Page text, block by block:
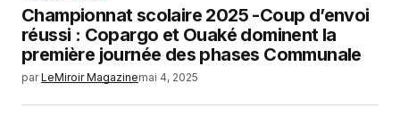
Championnat scolaire 2025 -Coup d’envoi
réussi : Copargo et Ouaké dominent la
première journée des phases Communale
par LeMiroir Magazinemai 4, 2025